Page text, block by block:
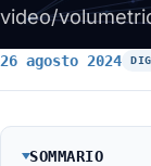
video/
26 agosto 2024
SOMMARIO